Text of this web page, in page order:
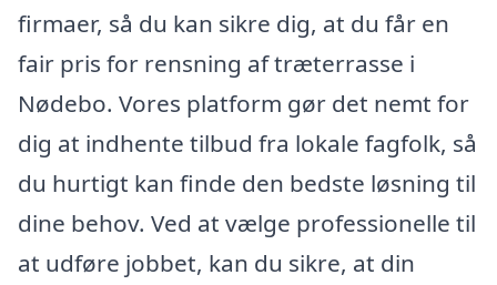
firmaer, så du kan sikre dig, at du får en
fair pris for rensning af træterrasse i
Nødebo. Vores platform gør det nemt for
dig at indhente tilbud fra lokale fagfolk, så
du hurtigt kan finde den bedste løsning til
dine behov. Ved at vælge professionelle til
at udføre jobbet, kan du sikre, at din